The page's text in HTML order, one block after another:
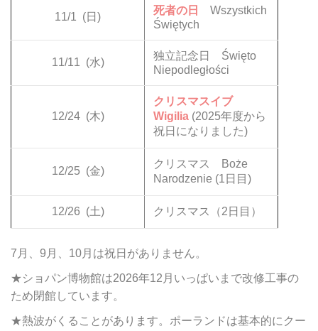
11/1 (日)
死者の日
Wszystkich
Świętych
11/11 (水)
独立記念日 Święto
Niepodległości
12/24 (木)
クリスマスイブ
Wigilia (2025年度から
祝日になりました)
12/25 (金)
クリスマス Boże
Narodzenie (1日目)
12/26 (土) クリスマス（2日目）
7月、9月、10月は祝日がありません。
★ショパン博物館は2026年12月いっぱいまで改修工事の
ため閉館しています。
★熱波がくることがあります。ポーランドは基本的にクー